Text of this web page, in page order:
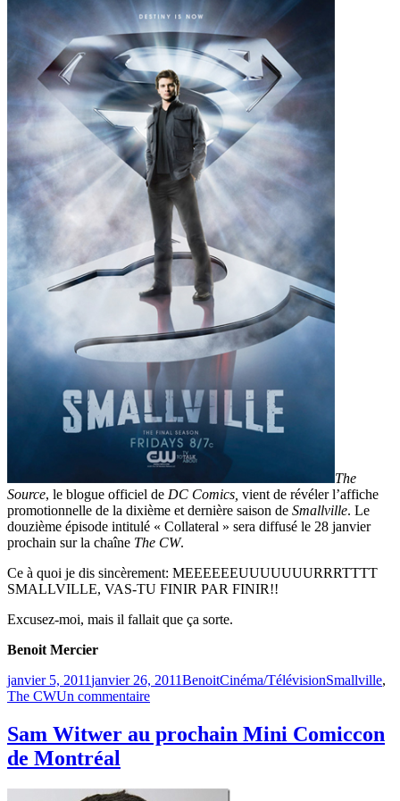
The
Source, le blogue officiel de DC Comics, vient de révéler l’affiche
promotionnelle de la dixième et dernière saison de Smallville. Le
douzième épisode intitulé « Collateral » sera diffusé le 28 janvier
prochain sur la chaîne The CW.
Ce à quoi je dis sincèrement: MEEEEEEUUUUUUURRRTTTT
SMALLVILLE, VAS-TU FINIR PAR FINIR!!
Excusez-moi, mais il fallait que ça sorte.
Benoit Mercier
Publié
le
janvier 5, 2011janvier 26, 2011BenoitCatégories
Cinéma/TélévisionÉtiquettes
Smallville,
The CWUn commentairesur
derniers
milles
Sam Witwer au prochain Mini Comiccon
de Montréal